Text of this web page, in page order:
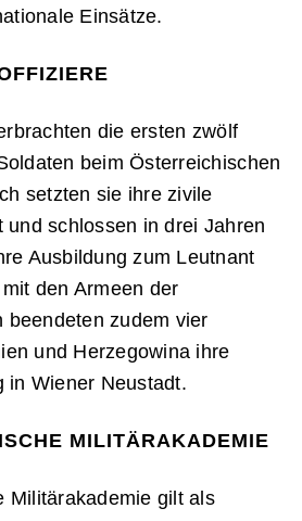
Einsätze.
die ersten zwölf
beim Österreichischen
setzten sie ihre zivile
und schlossen in drei Jahren
Ausbildung zum Leutnant
den Armeen der
beendeten zudem vier
und Herzegowina ihre
in Wiener Neustadt.
MILITÄRAKADEMIE
Militärakademie gilt als